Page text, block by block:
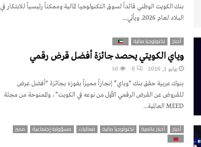
بنك الكويت الوطني قائداً لسوق التكنولوجيا المالية وممكناً رئيسياً للابتكار في
البلاد لعام 2026. ويأتي...
أخبار تكنولوجيا مالية
وياي الكويتي يحصد جائزة أفضل قرض رقمي
يوليو 1, 2026 0
50
بنوك عربية حقق بنك “وياي” إنجازاً مميزاً بفوزه بجائزة “أفضل عرض
للقروض عن القرض الرقمي الأول من نوعه في الكويت”، والممنوحة من مجلة
MEED العالمية...
أخبار أخبار عالمية تكنولوجيا مالية فعاليات مسؤولية إجتماعية مميز